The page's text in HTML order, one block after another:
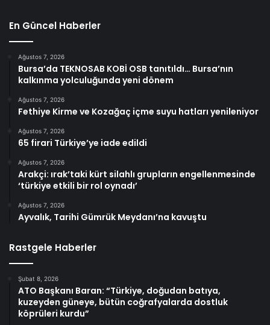
En Güncel Haberler
Ağustos 7, 2026
Bursa’da TEKNOSAB KOBİ OSB tanıtıldı… Bursa’nın
kalkınma yolculuğunda yeni dönem
Ağustos 7, 2026
Fethiye Kirme ve Kozağaç içme suyu hatları yenileniyor
Ağustos 7, 2026
65 firari Türkiye’ye iade edildi
Ağustos 7, 2026
Arakçi: ırak’taki kürt silahlı grupların engellenmesinde
‘türkiye etkili bir rol oynadı’
Ağustos 7, 2026
Ayvalık, Tarihi Gümrük Meydanı’na kavuştu
Rastgele Haberler
Şubat 8, 2026
ATO Başkanı Baran: “Türkiye, doğudan batıya,
kuzeyden güneye, bütün coğrafyalarda dostluk
köprüleri kurdu”